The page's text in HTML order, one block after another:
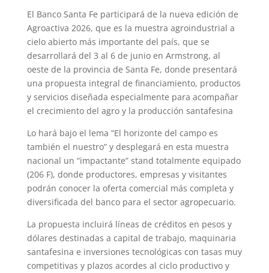
W
h
a
t
s
A
p
p
e
l
e
g
r
a
m
w
i
t
t
e
r
i
n
t
e
r
e
s
t
a
c
e
b
o
o
k
E
m
a
i
l
h
a
r
e
El Banco Santa Fe participará de la nueva edición de
Agroactiva 2026, que es la muestra agroindustrial a
cielo abierto más importante del país, que se
desarrollará del 3 al 6 de junio en Armstrong, al
oeste de la provincia de Santa Fe, donde presentará
una propuesta integral de financiamiento, productos
y servicios diseñada especialmente para acompañar
el crecimiento del agro y la producción santafesina
Lo hará bajo el lema “El horizonte del campo es
también el nuestro” y desplegará en esta muestra
nacional un “impactante” stand totalmente equipado
(206 F), donde productores, empresas y visitantes
podrán conocer la oferta comercial más completa y
diversificada del banco para el sector agropecuario.
La propuesta incluirá líneas de créditos en pesos y
dólares destinadas a capital de trabajo, maquinaria
santafesina e inversiones tecnológicas con tasas muy
competitivas y plazos acordes al ciclo productivo y